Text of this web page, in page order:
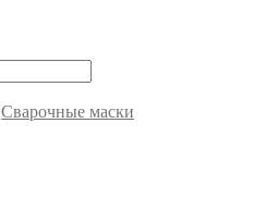
Сварочные маски